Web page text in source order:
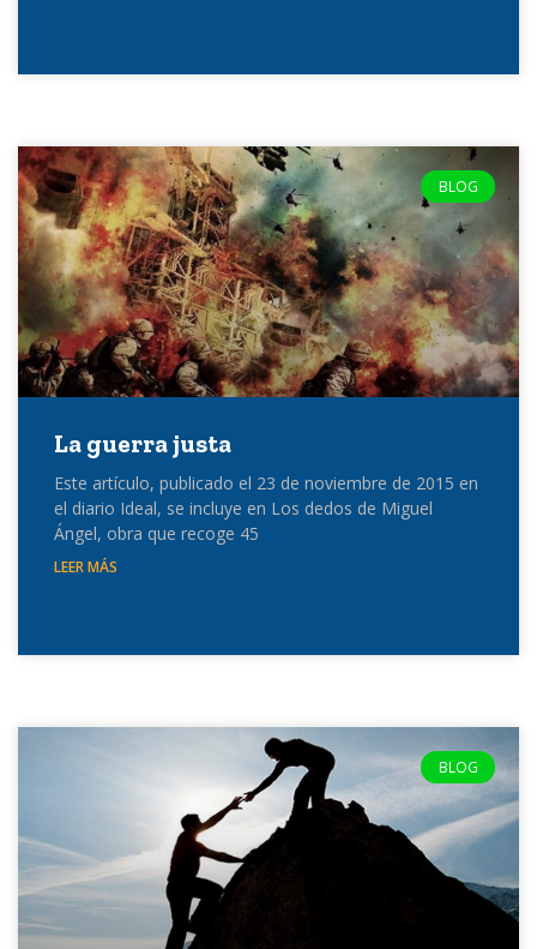
BLOG
La guerra justa
Este artículo, publicado el 23 de noviembre de 2015 en
el diario Ideal, se incluye en Los dedos de Miguel
Ángel, obra que recoge 45
LEER MÁS
BLOG